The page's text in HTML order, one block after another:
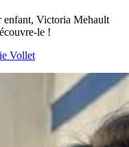
enfant, Victoria Mehault
le !
Vollet